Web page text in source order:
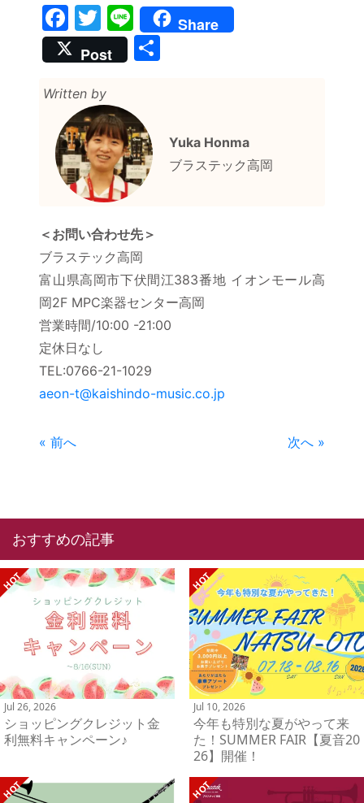
F
a
c
e
b
o
o
k
T
w
itt
er
Li
n
e
Share
Post
Written by
Yuka Honma
ブラステック高岡
＜お問い合わせ先＞
ブラステック高岡
富山県高岡市下伏間江383番地 イオンモール高
岡2F MPC楽器センター高岡
営業時間/10:00 -21:00
定休日なし
TEL:0766-21-1029
aeon-t@kaishindo-music.co.jp
« 前へ 次へ »
おすすめの記事
Jul 26, 2026
ショッピングクレジット金
利無料キャンペーン♪
Jul 10, 2026
今年も特別な夏がやって来
た！SUMMER FAIR【夏音20
26】開催！